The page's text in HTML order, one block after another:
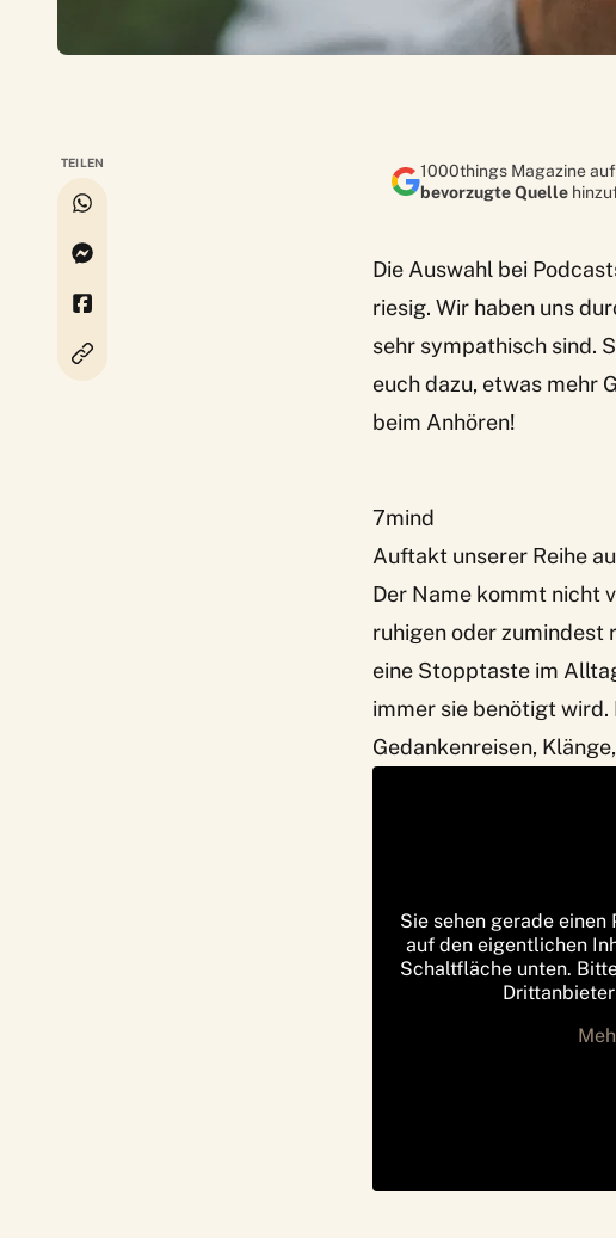
TEILEN
1000things Magazine
bevorzugte Quelle
Die Auswahl bei
riesig. Wir haben uns
sehr sympathisch sind.
euch dazu, etwas mehr
beim Anhören!
7mind
Auftakt unserer Reihe
Der Name kommt nicht
ruhigen oder zumindest
eine Stopptaste im
immer sie benötigt
Gedankenreisen,
Sie sehen gerade
auf den eigentlichen
Schaltfläche unten.